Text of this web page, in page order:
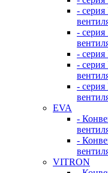
-
-
-
-
-
EVA
-
-
VITRON